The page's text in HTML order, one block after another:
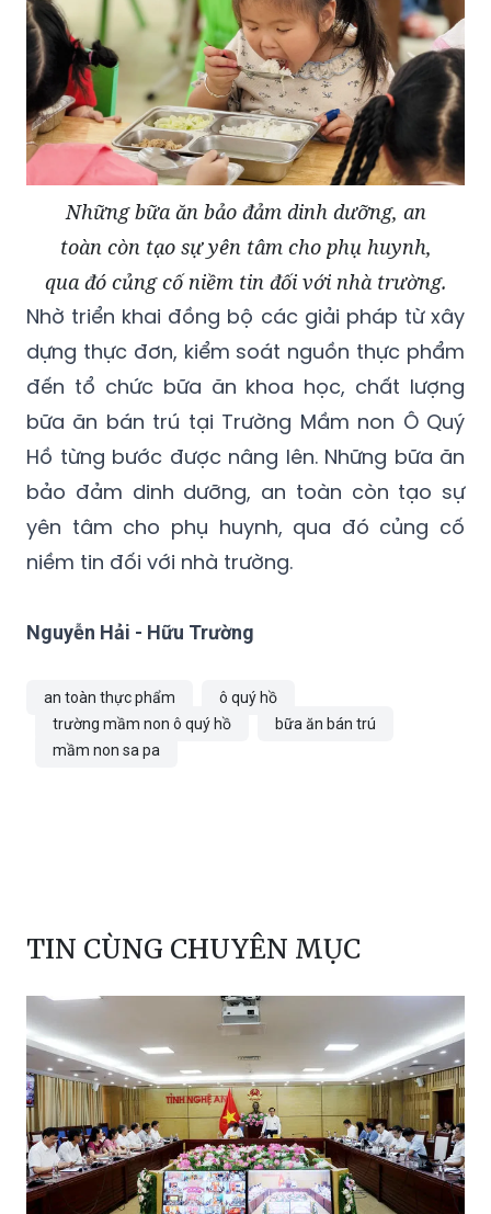
Những bữa ăn bảo đảm dinh dưỡng, an
toàn còn tạo sự yên tâm cho phụ huynh,
qua đó củng cố niềm tin đối với nhà trường.
Nhờ triển khai đồng bộ các giải pháp từ xây
dựng thực đơn, kiểm soát nguồn thực phẩm
đến tổ chức bữa ăn khoa học, chất lượng
bữa ăn bán trú tại Trường Mầm non Ô Quý
Hồ từng bước được nâng lên. Những bữa ăn
bảo đảm dinh dưỡng, an toàn còn tạo sự
yên tâm cho phụ huynh, qua đó củng cố
niềm tin đối với nhà trường.
Nguyễn Hải - Hữu Trường
an toàn thực phẩm
ô quý hồ
trường mầm non ô quý hồ
bữa ăn bán trú
mầm non sa pa
TIN CÙNG CHUYÊN MỤC